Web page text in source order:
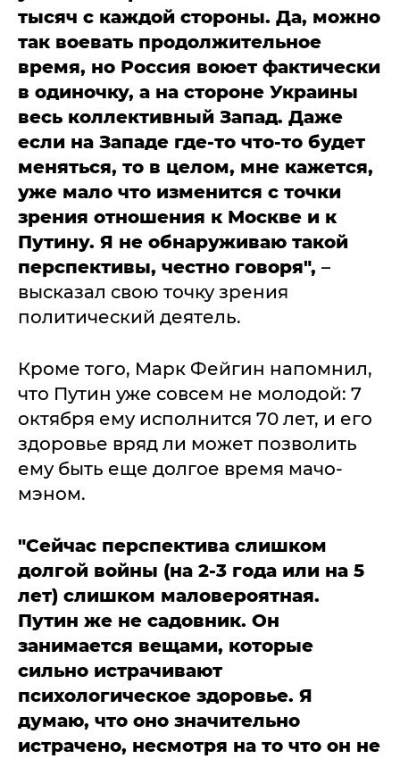
тысяч с каждой стороны. Да, можно
так воевать продолжительное
время, но Россия воюет фактически
в одиночку, а на стороне Украины
весь коллективный Запад. Даже
если на Западе где-то что-то будет
меняться, то в целом, мне кажется,
уже мало что изменится с точки
зрения отношения к Москве и к
Путину. Я не обнаруживаю такой
перспективы, честно говоря", –
высказал свою точку зрения
политический деятель.
Кроме того, Марк Фейгин напомнил,
что Путин уже совсем не молодой: 7
октября ему исполнится 70 лет, и его
здоровье вряд ли может позволить
ему быть еще долгое время мачо-
мэном.
"Сейчас перспектива слишком
долгой войны (на 2-3 года или на 5
лет) слишком маловероятная.
Путин же не садовник. Он
занимается вещами, которые
сильно истрачивают
психологическое здоровье. Я
думаю, что оно значительно
истрачено, несмотря на то что он не